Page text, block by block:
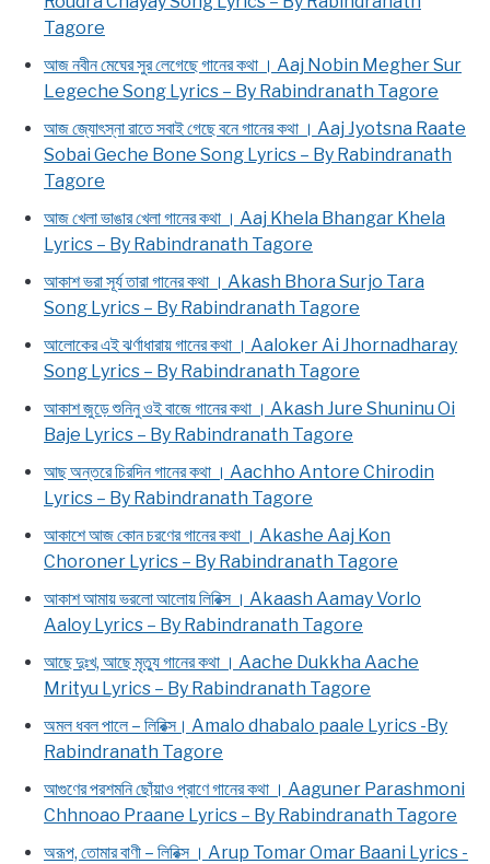
Tagore
আজ নবীন মেঘের সুর লেগেছে গানের কথা । Aaj Nobin Megher Sur
Legeche Song Lyrics – By Rabindranath Tagore
আজ জ্যোৎস্না রাতে সবাই গেছে বনে গানের কথা । Aaj Jyotsna Raate
Sobai Geche Bone Song Lyrics – By Rabindranath
Tagore
আজ খেলা ভাঙার খেলা গানের কথা । Aaj Khela Bhangar Khela
Lyrics – By Rabindranath Tagore
আকাশ ভরা সূর্য তারা গানের কথা । Akash Bhora Surjo Tara
Song Lyrics – By Rabindranath Tagore
আলোকের এই ঝর্ণাধারায় গানের কথা । Aaloker Ai Jhornadharay
Song Lyrics – By Rabindranath Tagore
আকাশ জুড়ে শুনিনু ওই বাজে গানের কথা । Akash Jure Shuninu Oi
Baje Lyrics – By Rabindranath Tagore
আছ অন্তরে চিরদিন গানের কথা । Aachho Antore Chirodin
Lyrics – By Rabindranath Tagore
আকাশে আজ কোন চরণের গানের কথা । Akashe Aaj Kon
Choroner Lyrics – By Rabindranath Tagore
আকাশ আমায় ভরলো আলোয় লিরিক্স । Akaash Aamay Vorlo
Aaloy Lyrics – By Rabindranath Tagore
আছে দুঃখ, আছে মৃত্যু গানের কথা । Aache Dukkha Aache
Mrityu Lyrics – By Rabindranath Tagore
অমল ধবল পালে – লিরিক্স। Amalo dhabalo paale Lyrics -By
Rabindranath Tagore
আগুণের পরশমনি ছোঁয়াও প্রাণে গানের কথা । Aaguner Parashmoni
Chhnoao Praane Lyrics – By Rabindranath Tagore
অরূপ, তোমার বাণী – লিরিক্স । Arup Tomar Omar Baani Lyrics -